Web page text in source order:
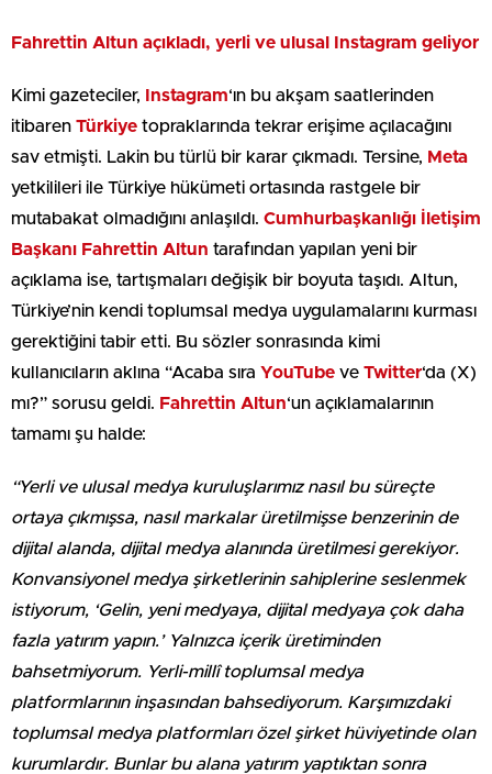
Fahrettin Altun açıkladı, yerli ve ulusal Instagram geliyor
Kimi gazeteciler, Instagram‘ın bu akşam saatlerinden
itibaren Türkiye topraklarında tekrar erişime açılacağını
sav etmişti. Lakin bu türlü bir karar çıkmadı. Tersine, Meta
yetkilileri ile Türkiye hükümeti ortasında rastgele bir
mutabakat olmadığını anlaşıldı. Cumhurbaşkanlığı İletişim
Başkanı Fahrettin Altun tarafından yapılan yeni bir
açıklama ise, tartışmaları değişik bir boyuta taşıdı. Altun,
Türkiye’nin kendi toplumsal medya uygulamalarını kurması
gerektiğini tabir etti. Bu sözler sonrasında kimi
kullanıcıların aklına “Acaba sıra YouTube ve Twitter‘da (X)
mı?” sorusu geldi. Fahrettin Altun‘un açıklamalarının
tamamı şu halde:
“Yerli ve ulusal medya kuruluşlarımız nasıl bu süreçte
ortaya çıkmışsa, nasıl markalar üretilmişse benzerinin de
dijital alanda, dijital medya alanında üretilmesi gerekiyor.
Konvansiyonel medya şirketlerinin sahiplerine seslenmek
istiyorum, ‘Gelin, yeni medyaya, dijital medyaya çok daha
fazla yatırım yapın.’ Yalnızca içerik üretiminden
bahsetmiyorum. Yerli-millî toplumsal medya
platformlarının inşasından bahsediyorum. Karşımızdaki
toplumsal medya platformları özel şirket hüviyetinde olan
kurumlardır. Bunlar bu alana yatırım yaptıktan sonra